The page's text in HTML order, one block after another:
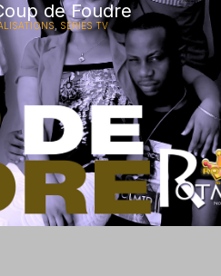
de Foudre
, SÉRIES TV